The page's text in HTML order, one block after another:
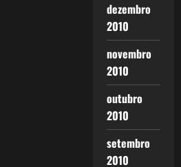
dezembro
2010
novembro
2010
outubro
2010
setembro
2010